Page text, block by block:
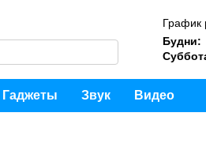
График
Будни:
Гаджеты Звук Видео